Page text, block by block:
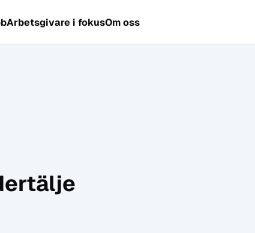
Arbetsgivare i fokusOm oss